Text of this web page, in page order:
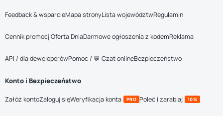
Feedback & wsparcieMapa stronyLista województwRegulamin
Cennik promocjiOferta DniaDarmowe ogłoszenia z kodemReklama
API / dla deweloperówPomoc / 💬 Czat onlineBezpieczeństwo
Konto i Bezpieczeństwo
Załóż kontoZaloguj sięWeryfikacja konta PRO Poleć i zarabiaj 10%